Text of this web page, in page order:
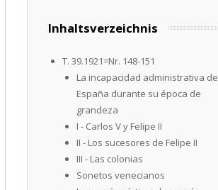
Inhaltsverzeichnis
T. 39.1921=Nr. 148-151
La incapacidad administrativa de
España durante su época de
grandeza
I - Carlos V y Felipe II
II - Los sucesores de Felipe II
III - Las colonias
Sonetos venecianos